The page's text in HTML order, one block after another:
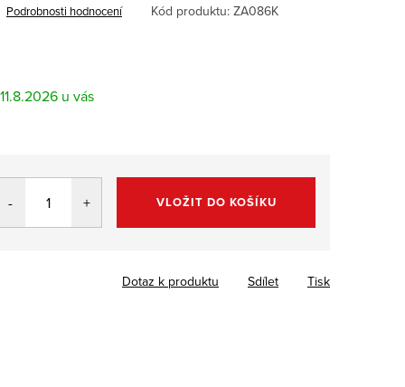
Podrobnosti hodnocení Kód produktu: ZA086K
11.8.2026
VLOŽIT DO KOŠÍKU
Tisk
Dotaz k produktu Sdílet